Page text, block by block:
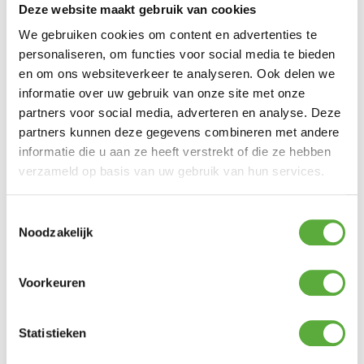
Deze website maakt gebruik van cookies
We gebruiken cookies om content en advertenties te
personaliseren, om functies voor social media te bieden
en om ons websiteverkeer te analyseren. Ook delen we
informatie over uw gebruik van onze site met onze
partners voor social media, adverteren en analyse. Deze
partners kunnen deze gegevens combineren met andere
informatie die u aan ze heeft verstrekt of die ze hebben
verzameld op basis van uw gebruik van hun services.
Noodzakelijk
Voorkeuren
Statistieken
jarenlang comfort zonder gedoe
* Zacht en comfortabel– een genot om
op te zitten en te ontspannen
Met de Kettler Prato kies je voor comfort, stijl
én kwaliteit – alles wat je nodig hebt om
buiten tot rust te komen of samen te
genieten.
Afmetingen:
– 3-zits loungebank : 210 x 86 x 80 cm
– loungefauteuil : 80 x 86 x 80 cm
€